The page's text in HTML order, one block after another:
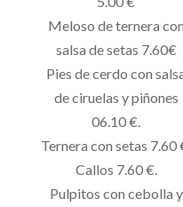
Meloso de ternera con
salsa de setas 7.60€
Pies de cerdo con
de ciruelas y piñones
06.10 €.
Ternera con setas 7.60
Callos 7.60 €.
Pulpitos con cebolla y